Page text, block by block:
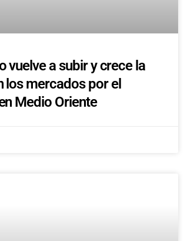
vuelve a subir y crece la
los mercados por el
Medio Oriente